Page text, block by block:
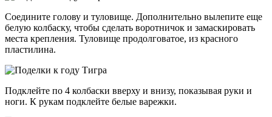
Соедините голову и туловище. Дополнительно вылепите еще
белую колбаску, чтобы сделать воротничок и замаскировать
места крепления. Туловище продолговатое, из красного
пластилина.
Подклейте по 4 колбаски вверху и внизу, показывая руки и
ноги. К рукам подклейте белые варежки.